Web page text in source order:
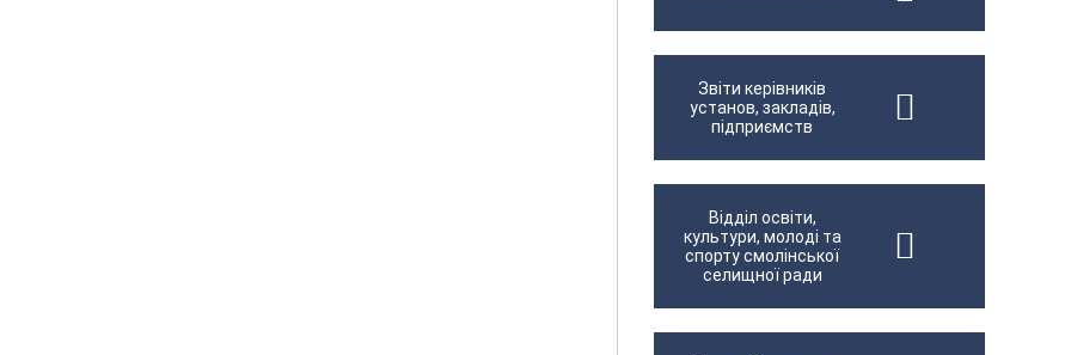
Звіти керівників
установ, закладів,
підприємств
Відділ освіти,
культури, молоді та
спорту смолінської
селищної ради